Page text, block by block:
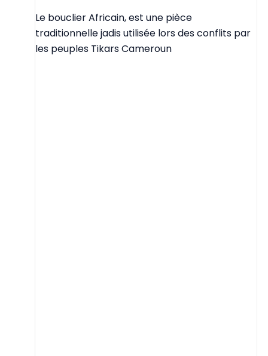
Le bouclier Africain, est une pièce
traditionnelle jadis utilisée lors des conflits par
les peuples Tikars Cameroun